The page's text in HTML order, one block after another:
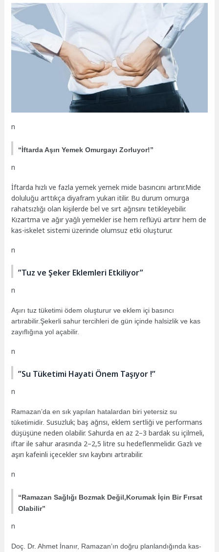
n
“İftarda Aşırı Yemek Omurgayı Zorluyor!”
n
İftarda hızlı ve fazla yemek yemek mide basıncını artırır.Mide
doluluğu arttıkça diyafram yukarı itilir. Bu durum omurga
rahatsızlığı olan kişilerde bel ve sırt ağrısını tetikleyebilir.
Kızartma ve ağır yağlı yemekler ise hem reflüyü artırır hem de
kas-iskelet sistemi üzerinde olumsuz etki oluşturur.
n
”Tuz ve Şeker Eklemleri Etkiliyor”
n
Aşırı tuz tüketimi ödem oluşturur ve eklem içi basıncı
artırabilir.Şekerli sahur tercihleri de gün içinde halsizlik ve kas
zayıflığına yol açabilir.
n
”Su Tüketimi Hayati Önem Taşıyor !”
n
Ramazan’da en sık yapılan hatalardan biri yetersiz su
tüketimidir.Susuzluk; baş ağrısı, eklem sertliği ve performans
düşüşüne neden olabilir. Sahurda en az 2–3 bardak su içilmeli,
iftar ile sahur arasında 2–2,5 litre su hedeflenmelidir. Gazlı ve
aşırı kafeinli içecekler sıvı kaybını artırabilir.
n
“Ramazan Sağlığı Bozmak Değil,Korumak İçin Bir Fırsat
Olabilir”
n
Doç. Dr. Ahmet İnanır, Ramazan’ın doğru planlandığında kas-